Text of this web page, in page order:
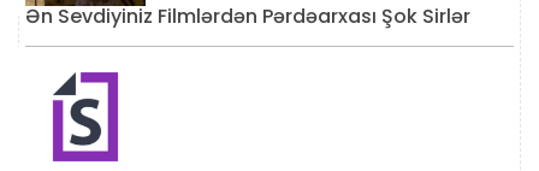
Ən Sevdiyiniz Filmlərdən Pərdəarxası Şok Sirlər